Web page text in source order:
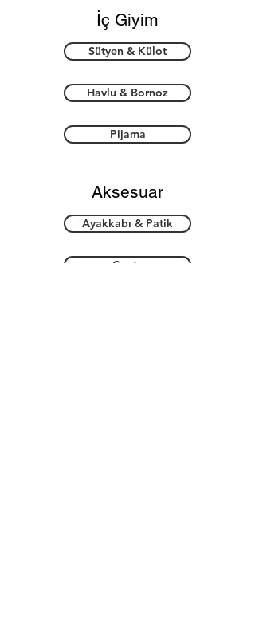
İç Giyim
Sütyen & Külot
Havlu & Bornoz
Pijama
Aksesuar
Ayakkabı & Patik
Çanta